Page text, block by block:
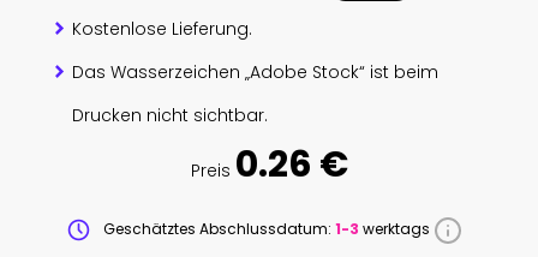
Kostenlose Lieferung.
Das Wasserzeichen „Adobe Stock“ ist beim
Drucken nicht sichtbar.
Preis 0.26 €
Geschätztes Abschlussdatum: 1-3 werktags